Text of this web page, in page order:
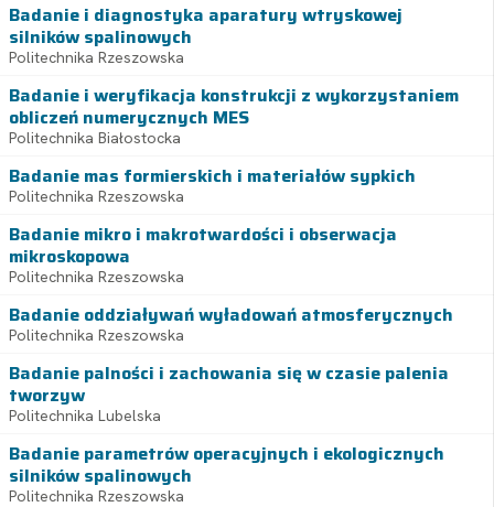
Badanie i diagnostyka aparatury wtryskowej
silników spalinowych
Politechnika Rzeszowska
Badanie i weryfikacja konstrukcji z wykorzystaniem
obliczeń numerycznych MES
Politechnika Białostocka
Badanie mas formierskich i materiałów sypkich
Politechnika Rzeszowska
Badanie mikro i makrotwardości i obserwacja
mikroskopowa
Politechnika Rzeszowska
Badanie oddziaływań wyładowań atmosferycznych
Politechnika Rzeszowska
Badanie palności i zachowania się w czasie palenia
tworzyw
Politechnika Lubelska
Badanie parametrów operacyjnych i ekologicznych
silników spalinowych
Politechnika Rzeszowska